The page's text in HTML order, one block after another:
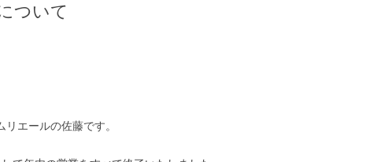
ついて
エールの佐藤です。